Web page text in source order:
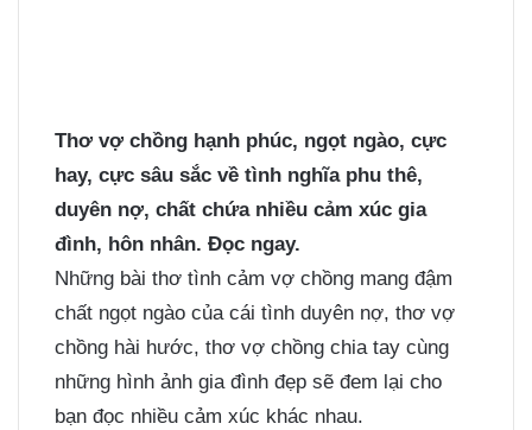
Thơ vợ chồng hạnh phúc, ngọt ngào, cực
hay, cực sâu sắc về tình nghĩa phu thê,
duyên nợ, chất chứa nhiều cảm xúc gia
đình, hôn nhân. Đọc ngay.
Những bài thơ tình cảm vợ chồng mang đậm
chất ngọt ngào của cái tình duyên nợ, thơ vợ
chồng hài hước, thơ vợ chồng chia tay cùng
những hình ảnh gia đình đẹp sẽ đem lại cho
bạn đọc nhiều cảm xúc khác nhau.